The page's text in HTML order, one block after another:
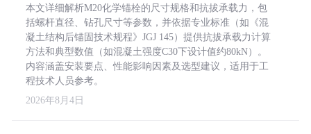
本文详细解析M20化学锚栓的尺寸规格和抗拔承载力，包
括螺杆直径、钻孔尺寸等参数，并依据专业标准（如《混
凝土结构后锚固技术规程》JGJ 145）提供抗拔承载力计算
方法和典型数值（如混凝土强度C30下设计值约80kN）。
内容涵盖安装要点、性能影响因素及选型建议，适用于工
程技术人员参考。
2026年8月4日